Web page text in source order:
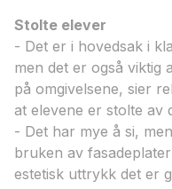
Stolte elever
- Det er i hovedsak i
men det er også viktig
på omgivelsene, sier
at elevene er stolte av
- Det har mye å si,
bruken av
estetisk uttrykk det er